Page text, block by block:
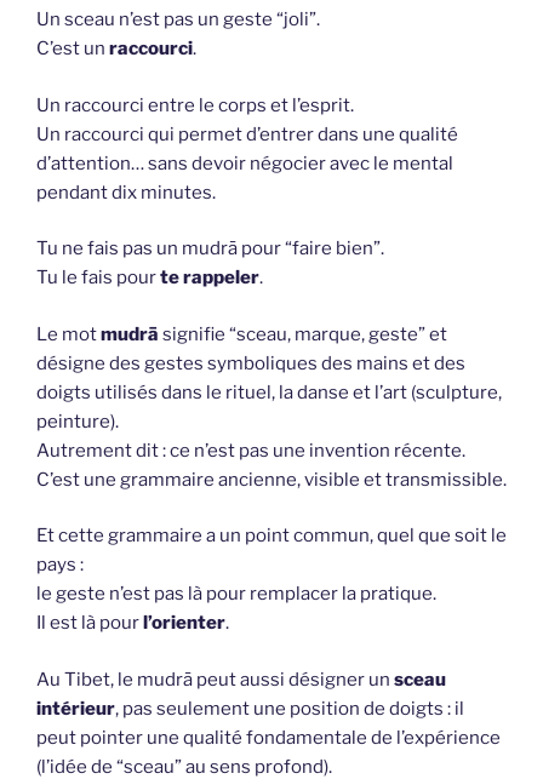
Un sceau n’est pas un geste “joli”.
C’est un raccourci.
Un raccourci entre le corps et l’esprit.
Un raccourci qui permet d’entrer dans une qualité
d’attention… sans devoir négocier avec le mental
pendant dix minutes.
Tu ne fais pas un mudrā pour “faire bien”.
Tu le fais pourte rappeler.
Le motmudrā signifie “sceau, marque, geste” et
désigne des gestes symboliques des mains et des
doigts utilisés dans le rituel, la danse et l’art (sculpture,
peinture).
Autrement dit : ce n’est pas une invention récente.
C’est une grammaire ancienne, visible et transmissible.
Et cette grammaire a un point commun, quel que soit le
pays :
le geste n’est pas là pour remplacer la pratique.
Il est là pourl’orienter.
Au Tibet, le mudrā peut aussi désigner un sceau
intérieur, pas seulement une position de doigts : il
peut pointer une qualité fondamentale de l’expérience
(l’idée de “sceau” au sens profond).